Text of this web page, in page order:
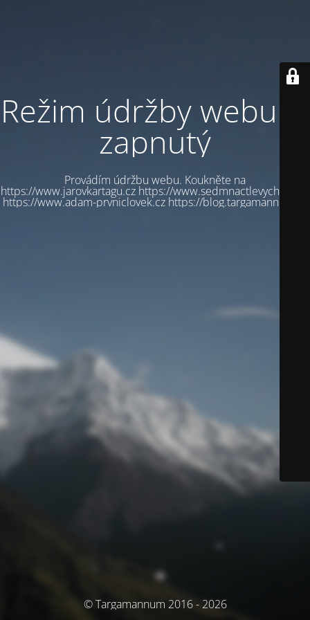
Režim údržby webu je
zapnutý
Provádím údržbu webu. Koukněte na
https://www.jarovkartagu.cz https://www.sedmnactlevychbot.cz
https://www.adam-prvniclovek.cz https://blog.targamannum.cz
© Targamannum 2016 - 2026